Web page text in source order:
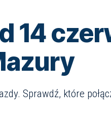
14
Sprawdź, które